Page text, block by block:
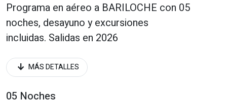
Programa en aéreo a BARILOCHE con 05
noches, desayuno y excursiones
incluidas. Salidas en 2026
arrow_downward_alt MÁS DETALLES
05 Noches